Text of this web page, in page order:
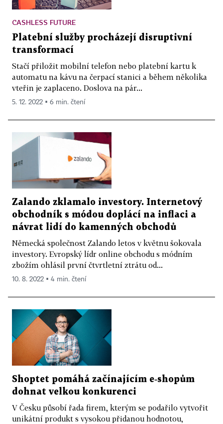
CASHLESS FUTURE
Platební služby procházejí disruptivní
transformací
Stačí přiložit mobilní telefon nebo platební kartu k
automatu na kávu na čerpací stanici a během několika
vteřin je zaplaceno. Doslova na pár...
5. 12. 2022 ▪ 6 min. čtení
Zalando zklamalo investory. Internetový
obchodník s módou doplácí na inflaci a
návrat lidí do kamenných obchodů
Německá společnost Zalando letos v květnu šokovala
investory. Evropský lídr online obchodu s módním
zbožím ohlásil první čtvrtletní ztrátu od...
10. 8. 2022 ▪ 4 min. čtení
Shoptet pomáhá začínajícím e‑shopům
dohnat velkou konkurenci
V Česku působí řada firem, kterým se podařilo vytvořit
unikátní produkt s vysokou přidanou hodnotou,